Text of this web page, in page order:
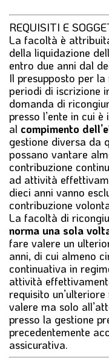
REQUISITI E
La facoltà è
della liquidazione
entro due anni dal
Il presupposto per
periodi di iscrizione
domanda di
presso l’ente in cui
al compimento
gestione diversa da
possano vantare
contribuzione
ad attività
dieci anni vanno
contribuzione
La facoltà di
norma una sola
fare valere un
anni, di cui almeno
continuativa in
attività
requisito
valere ma solo
presso la gestione
precedentemente
assicurativa.